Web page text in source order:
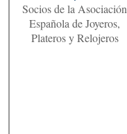
Socios de la Asociación
Española de Joyeros,
Plateros y Relojeros